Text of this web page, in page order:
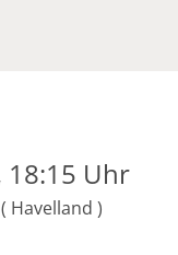
18:15 Uhr
Havelland